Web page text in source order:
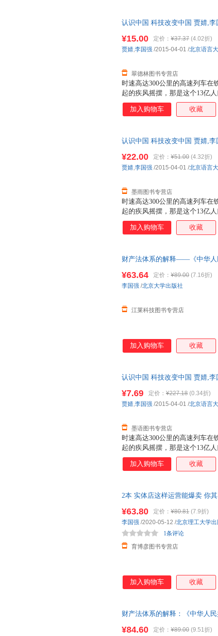
给世界带来什么样的惊喜？我
认识中国 科技改变中国 贾婧,
时速高达300公里的高速列车在
起的疾风摇摆，那是这个13亿
出神州飞船舱外，“玉兔号”月
前，中国还没有摆脱贫穷落后
给世界带来什么样的惊喜？我
¥15.00 定价： ¥37.37 (4.02折)
翠德林图书专营店
贾婧,李国强 /2015-04-01 /北京语言
加入购物车 收藏
认识中国 科技改变中国 贾婧,
时速高达300公里的高速列车在
起的疾风摇摆，那是这个13亿
出神州飞船舱外，“玉兔号”月
前，中国还没有摆脱贫穷落后
给世界带来什么样的惊喜？我
¥22.00 定价： ¥51.00 (4.32折)
墨雨图书专营店
贾婧,李国强 /2015-04-01 /北京语言
加入购物车 收藏
财产法体系的解释——《中华人
¥63.64 定价： ¥89.00 (7.16折)
江莱科技图书专营店
李国强 /北京大学出版社
加入购物车 收藏
认识中国 科技改变中国 贾婧,
时速高达300公里的高速列车在
起的疾风摇摆，那是这个13亿
出神州飞船舱外，“玉兔号”月
前，中国还没有摆脱贫穷落后
界带来什么样的？我们诚邀你
¥7.69 定价： ¥227.18 (0.34折)
墨语图书专营店
贾婧,李国强 /2015-04-01 /北京语言
加入购物车 收藏
2本 实体店这样运营能爆卖 你
开一家火一家
¥63.80 定价： ¥80.81 (7.9折)
育博彦图书专营店
1条评论
李国强 /2020-05-12 /北京理工大学
加入购物车 收藏
财产法体系的解释：《中华人
¥84.60 定价： ¥89.00 (9.51折)